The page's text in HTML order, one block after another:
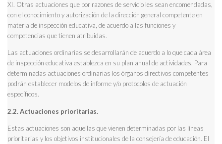
XI. Otras actuaciones que por razones de servicio les sean encomendadas,
con el conocimiento y autorización de la dirección general competente en
materia de inspección educativa, de acuerdo a las funciones y
competencias que tienen atribuidas.
Las actuaciones ordinarias se desarrollarán de acuerdo a lo que cada área
de inspección educativa establezca en su plan anual de actividades. Para
determinadas actuaciones ordinarias los órganos directivos competentes
podrán establecer modelos de informe y/o protocolos de actuación
específicos.
2.2. Actuaciones prioritarias.
Estas actuaciones son aquellas que vienen determinadas por las líneas
prioritarias y los objetivos institucionales de la consejería de educación. El